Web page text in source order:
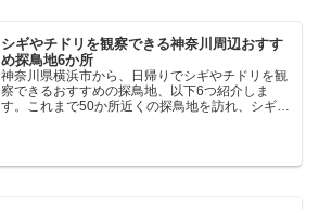
シギやチドリを観察できる神奈川周辺おすす
め探鳥地6か所
神奈川県横浜市から、日帰りでシギやチドリを観
察できるおすすめの探鳥地、以下6つ紹介しま
す。これまで50か所近くの探鳥地を訪れ、シギや